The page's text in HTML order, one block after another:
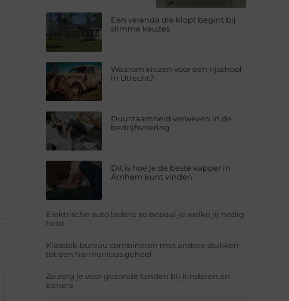
Een veranda die klopt begint bij
slimme keuzes
Waarom kiezen voor een rijschool
in Utrecht?
Duurzaamheid verweven in de
bedrijfsvoering
Dit is hoe je de beste kapper in
Arnhem kunt vinden
Elektrische auto laders: zo bepaal je welke jij nodig
hebt
Klassiek bureau combineren met andere stukken
tot een harmonieus geheel
Zo zorg je voor gezonde tanden bij kinderen en
tieners